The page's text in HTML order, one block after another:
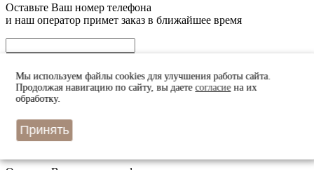
Оставьте Ваш номер телефона
и наш оператор примет заказ в ближайшее время
check_boxcheck_box_outline_blank
в соответствии с
Мы используем файлы cookies для улучшения работы сайта.
Продолжая навигацию по сайту, вы даетесогласиена их
обработку.
Принять